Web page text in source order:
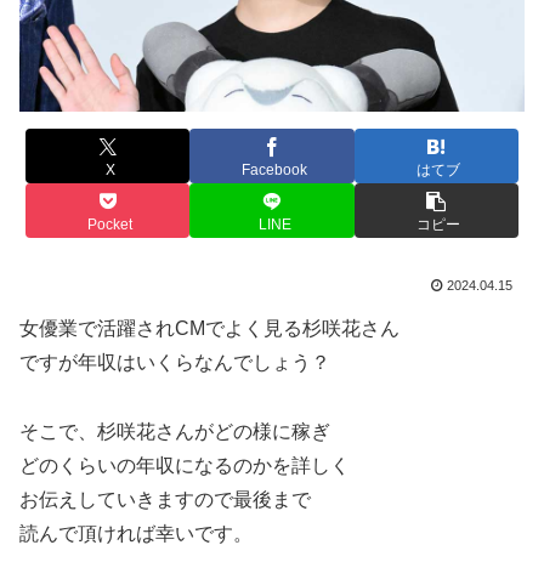
X Facebook はてブ
Pocket LINE コピー
2024.04.15
女優業で活躍されCMでよく見る杉咲花さん
ですが年収はいくらなんでしょう？
そこで、杉咲花さんがどの様に稼ぎ
どのくらいの年収になるのかを詳しく
お伝えしていきますので最後まで
読んで頂ければ幸いです。